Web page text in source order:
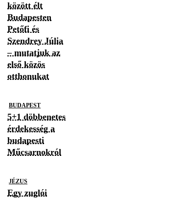
között élt
Budapesten
Petőfi és
Szendrey Júlia
– mutatjuk az
első közös
otthonukat
BUDAPEST
5+1 döbbenetes
érdekesség a
budapesti
Műcsarnokról
JÉZUS
Egy zuglói